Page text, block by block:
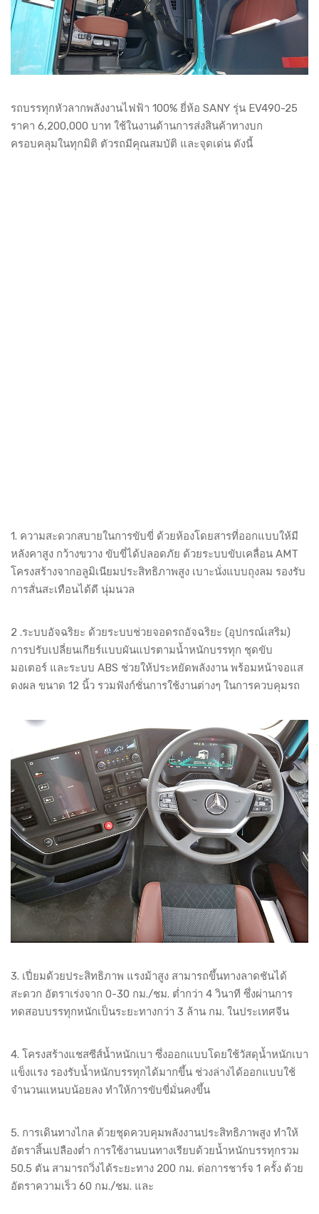
รถบรรทุกหัวลากพลังงานไฟฟ้า 100% ยี่ห้อ SANY รุ่น EV490-25
ราคา 6,200,000 บาท ใช้ในงานด้านการส่งสินค้าทางบก
ครอบคลุมในทุกมิติ ตัวรถมีคุณสมบัติ และจุดเด่น ดังนี้
1. ความสะดวกสบายในการขับขี่ ด้วยห้องโดยสารที่ออกแบบให้มี
หลังคาสูง กว้างขวาง ขับขี่ได้ปลอดภัย ด้วยระบบขับเคลื่อน AMT
โครงสร้างจากอลูมิเนียมประสิทธิภาพสูง เบาะนั่งแบบถุงลม รองรับ
การสั่นสะเทือนได้ดี นุ่มนวล
2 .ระบบอัจฉริยะ ด้วยระบบช่วยจอดรถอัจฉริยะ (อุปกรณ์เสริม)
การปรับเปลี่ยนเกียร์แบบผันแปรตามน้ำหนักบรรทุก ชุดขับ
มอเตอร์ และระบบ ABS ช่วยให้ประหยัดพลังงาน พร้อมหน้าจอแส
ดงผล ขนาด 12 นิ้ว รวมฟังก์ชั่นการใช้งานต่างๆ ในการควบคุมรถ
3. เปี่ยมด้วยประสิทธิภาพ แรงม้าสูง สามารถขึ้นทางลาดชันได้
สะดวก อัตราเร่งจาก 0-30 กม./ชม. ต่ำกว่า 4 วินาที ซึ่งผ่านการ
ทดสอบบรรทุกหนักเป็นระยะทางกว่า 3 ล้าน กม. ในประเทศจีน
4. โครงสร้างแชสซีส์น้ำหนักเบา ซึ่งออกแบบโดยใช้วัสดุน้ำหนักเบา
แข็งแรง รองรับน้ำหนักบรรทุกได้มากขึ้น ช่วงล่างได้ออกแบบใช้
จำนวนแหนบน้อยลง ทำให้การขับขี่มั่นคงขึ้น
5. การเดินทางไกล ด้วยชุดควบคุมพลังงานประสิทธิภาพสูง ทำให้
อัตราสิ้นเปลืองต่ำ การใช้งานบนทางเรียบด้วยน้ำหนักบรรทุกรวม
50.5 ตัน สามารถวิ่งได้ระยะทาง 200 กม. ต่อการชาร์จ 1 ครั้ง ด้วย
อัตราความเร็ว 60 กม./ชม. และ